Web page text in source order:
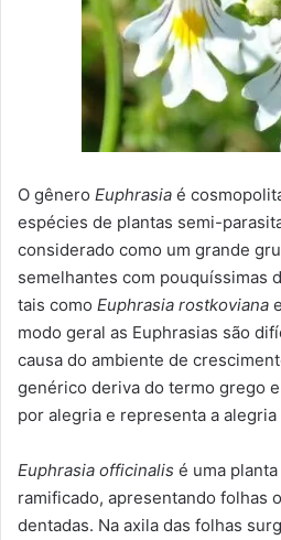
O gênero Euphrasia é
espécies de plantas semi-
considerado como um grande
semelhantes com pouquíssimas
tais como Euphrasia rostkoviana e
modo geral as Euphrasias são
causa do ambiente de
genérico deriva do termo grego
por alegria e representa a alegria
Euphrasia officinalis é uma
ramificado, apresentando folhas
dentadas. Na axila das folhas